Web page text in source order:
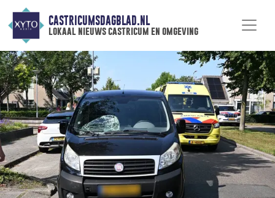
CASTRICUMSDAGBLAD.NL
lokaal nieuws castricum en omgeving